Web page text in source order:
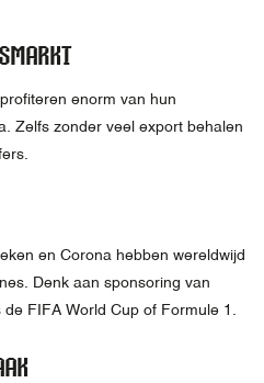
enorm van hun
Zelfs zonder veel export behalen
en Corona hebben wereldwijd
Denk aan sponsoring van
FIFA World Cup of Formule 1.